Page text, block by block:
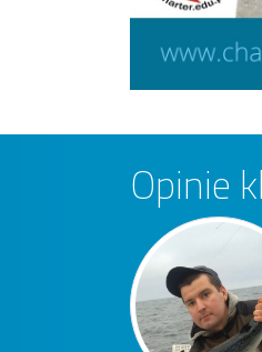
Opinie